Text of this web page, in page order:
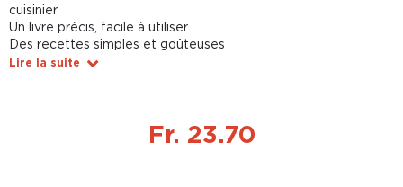
cuisinier
Un livre précis, facile à utiliser
Des recettes simples et goûteuses
Lire la suite
Fr. 23.70